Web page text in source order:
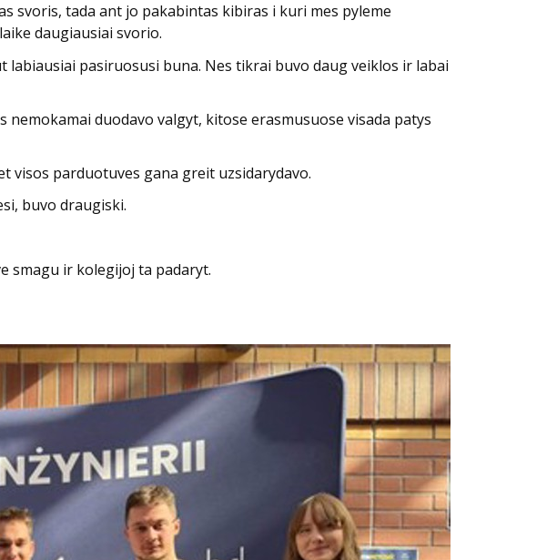
svoris, tada ant jo pakabintas kibiras i kuri mes pyleme
daugiausiai svorio.
pasiruosusi buna. Nes tikrai buvo daug veiklos ir labai
duodavo valgyt, kitose erasmusuose visada patys
visos parduotuves gana greit uzsidarydavo.
buvo draugiski.
smagu ir kolegijoj ta padaryt.